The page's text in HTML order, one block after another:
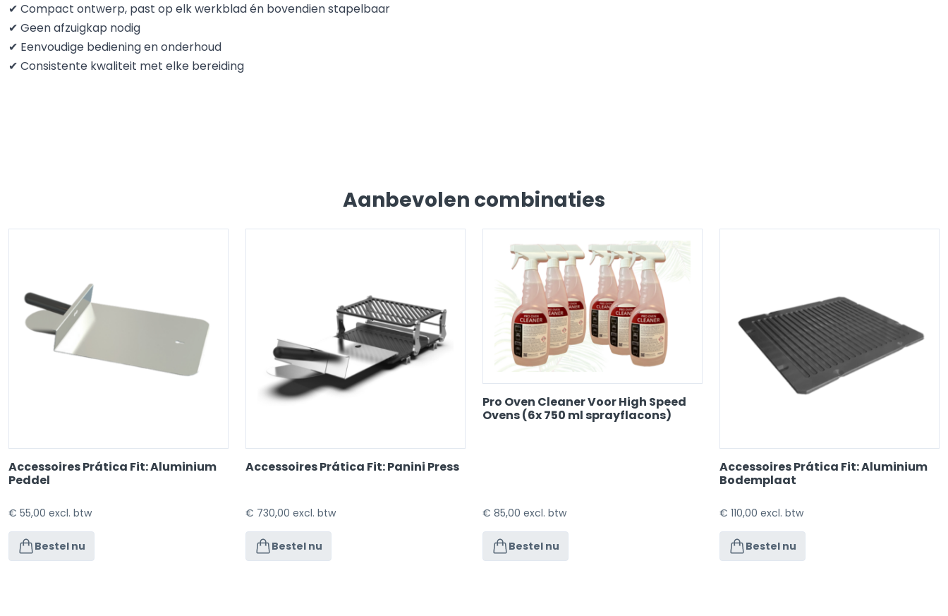
✔ Compact ontwerp, past op elk werkblad én bovendien stapelbaar
✔ Geen afzuigkap nodig
✔ Eenvoudige bediening en onderhoud
✔ Consistente kwaliteit met elke bereiding
Aanbevolen combinaties
Accessoires Prática Fit: Aluminium
Peddel
€ 55,00 excl. btw
Bestel nu
Accessoires Prática Fit: Panini Press
€ 730,00 excl. btw
Bestel nu
Pro Oven Cleaner Voor High Speed
Ovens (6x 750 ml sprayflacons)
€ 85,00 excl. btw
Bestel nu
Accessoires Prática Fit: Aluminium
Bodemplaat
€ 110,00 excl. btw
Bestel nu